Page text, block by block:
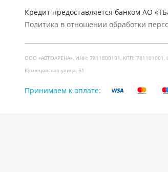
Кредит предоставляется банком АО
Политика в отношении обработки
ООО «АВТОАРЕНА», ИНН: 7811800191, КПП: 781101001,
Кузнецовская улица, 31
Принимаем к оплате: